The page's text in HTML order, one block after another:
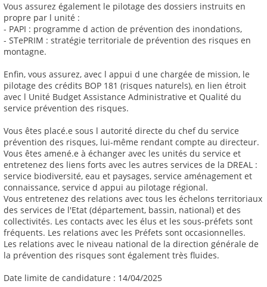
Vous assurez également le pilotage des dossiers instruits en
propre par l unité :
- PAPI : programme d action de prévention des inondations,
- STePRIM : stratégie territoriale de prévention des risques en
montagne.
Enfin, vous assurez, avec l appui d une chargée de mission, le
pilotage des crédits BOP 181 (risques naturels), en lien étroit
avec l Unité Budget Assistance Administrative et Qualité du
service prévention des risques.
Vous êtes placé.e sous l autorité directe du chef du service
prévention des risques, lui-même rendant compte au directeur.
Vous êtes amené.e à échanger avec les unités du service et
entretenez des liens forts avec les autres services de la DREAL :
service biodiversité, eau et paysages, service aménagement et
connaissance, service d appui au pilotage régional.
Vous entretenez des relations avec tous les échelons territoriaux
des services de l'Etat (département, bassin, national) et des
collectivités. Les contacts avec les élus et les sous-préfets sont
fréquents. Les relations avec les Préfets sont occasionnelles.
Les relations avec le niveau national de la direction générale de
la prévention des risques sont également très fluides.
Date limite de candidature : 14/04/2025